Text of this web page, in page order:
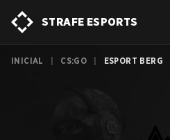
STRAFE ESPORTS
INICIAL CS:GO ESPORT BERG